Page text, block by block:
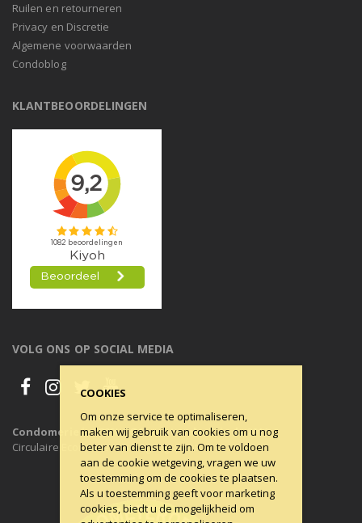
Ruilen en retourneren
Privacy en Discretie
Algemene voorwaarden
Condoblog
KLANTBEOORDELINGEN
VOLG ONS OP SOCIAL MEDIA
Condomerie is 100% CO2-neutraal, al sinds 2011
Circulaire Economie ons uitgangspunt.
COOKIES
Om onze service te optimaliseren,
maken wij gebruik van cookies om u nog
beter van dienst te zijn. Om te voldoen
aan de cookie wetgeving, vragen we uw
toestemming om de cookies te plaatsen.
Als u toestemming geeft voor marketing
cookies, biedt u de mogelijkheid om